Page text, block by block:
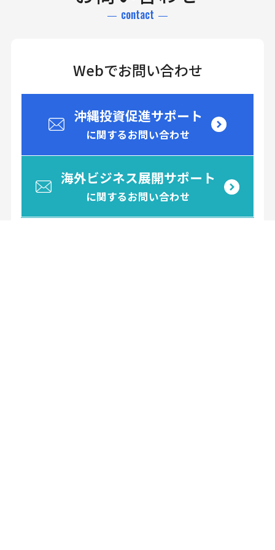
contact
Webでお問い合わせ
沖縄投資促進サポート
に関するお問い合わせ
海外ビジネス展開サポート
に関するお問い合わせ